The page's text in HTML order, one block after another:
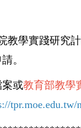
教學實踐研究
。
案或教育部教學
tpr.moe.edu.tw/